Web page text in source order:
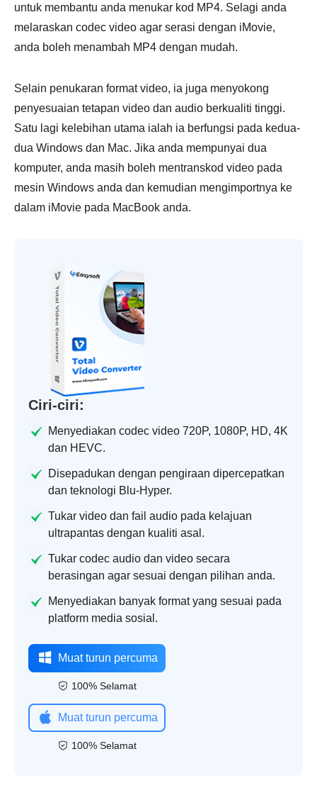
untuk membantu anda menukar kod MP4. Selagi anda
melaraskan codec video agar serasi dengan iMovie,
anda boleh menambah MP4 dengan mudah.
Selain penukaran format video, ia juga menyokong
penyesuaian tetapan video dan audio berkualiti tinggi.
Satu lagi kelebihan utama ialah ia berfungsi pada kedua-
dua Windows dan Mac. Jika anda mempunyai dua
komputer, anda masih boleh mentranskod video pada
mesin Windows anda dan kemudian mengimportnya ke
dalam iMovie pada MacBook anda.
Ciri-ciri:
Menyediakan codec video 720P, 1080P, HD, 4K
dan HEVC.
Disepadukan dengan pengiraan dipercepatkan
dan teknologi Blu-Hyper.
Tukar video dan fail audio pada kelajuan
ultrapantas dengan kualiti asal.
Tukar codec audio dan video secara
berasingan agar sesuai dengan pilihan anda.
Menyediakan banyak format yang sesuai pada
platform media sosial.
Muat turun percuma
100% Selamat
Muat turun percuma
100% Selamat